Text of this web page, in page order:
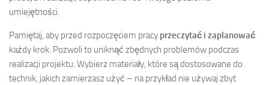
umiejętności.
Pamiętaj, aby przed rozpoczęciem pracy przeczytać i zaplanować
każdy krok. Pozwoli to uniknąć zbędnych problemów podczas
realizacji projektu. Wybierz materiały, które są dostosowane do
technik, jakich zamierzasz użyć – na przykład nie używaj zbyt